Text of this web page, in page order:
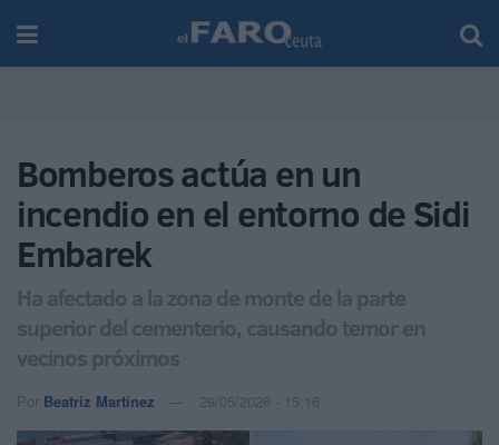
Bomberos actúa en un
incendio en el entorno de Sidi
Embarek
Ha afectado a la zona de monte de la parte
superior del cementerio, causando temor en
vecinos próximos
Por Beatriz Martínez 29/05/2026 - 15:16